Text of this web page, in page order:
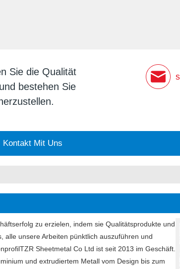
Sie die Qualität
bestehen Sie
Kontakt Mit Uns
zu erzielen, indem sie Qualitätsprodukte und
alle unsere Arbeiten pünktlich auszuführen und
Sheetmetal Co Ltd ist seit 2013 im Geschäft.
und extrudiertem Metall vom Design bis zum